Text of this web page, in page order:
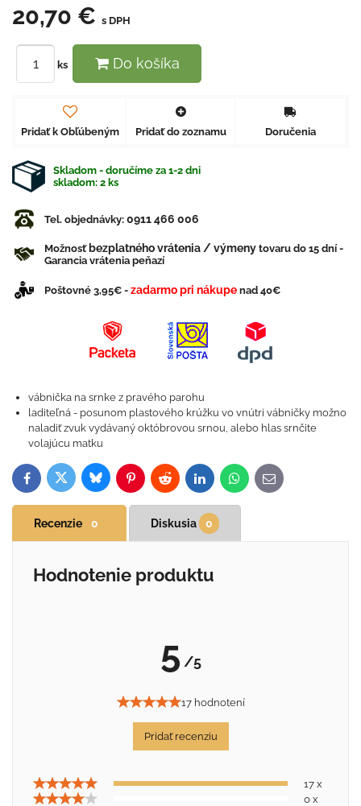
20,70 € s DPH
ks Do košíka
Pridať k Obľúbeným Pridať do zoznamu Doručenia
Skladom - doručíme za 1-2 dni
skladom: 2 ks
Tel. objednávky: 0911 466 006
Možnosťbezplatného vrátenia / výmeny tovaru do 15 dní -
Garancia vrátenia peňazí
Poštovné 3,95€ - zadarmo pri nákupe nad 40€
vábnička na srnke z pravého parohu
laditeľná - posunom plastového krúžku vo vnútri vábničky možno
naladiť zvuk vydávaný októbrovou srnou, alebo hlas srnčite
volajúcu matku
FacebookTwitterBlueskyPinterestReddit LinkedInWhatsApp
E-
mail
Recenzie 0 Diskusia 0
Hodnotenie produktu
5 /5
17 hodnotení
Pridať recenziu
17 x
0 x